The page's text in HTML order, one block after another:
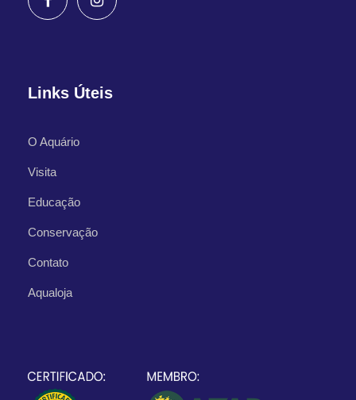
Links Úteis
O Aquário
Visita
Educação
Conservação
Contato
Aqualoja